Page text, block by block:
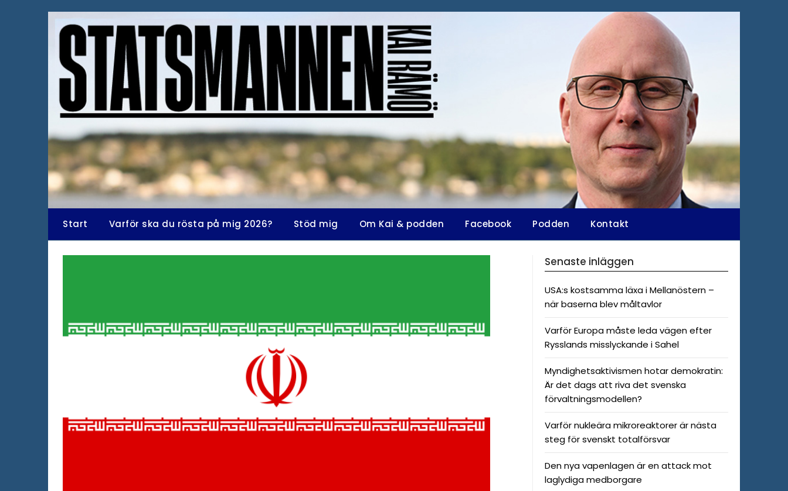
Start Varför ska du rösta på mig 2026? Stöd mig Om Kai & podden Facebook Podden Kontakt
Senaste inläggen
USA:s kostsamma läxa i Mellanöstern –
när baserna blev måltavlor
Varför Europa måste leda vägen efter
Rysslands misslyckande i Sahel
Myndighetsaktivismen hotar demokratin:
Är det dags att riva det svenska
förvaltningsmodellen?
Varför nukleära mikroreaktorer är nästa
steg för svenskt totalförsvar
Den nya vapenlagen är en attack mot
laglydiga medborgare